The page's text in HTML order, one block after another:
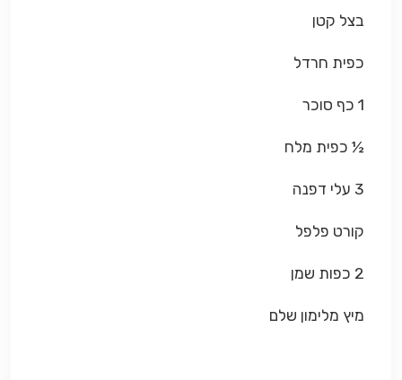
בצל קטן
כפית חרדל
1 כף סוכר
½ כפית מלח
3 עלי דפנה
קורט פלפל
2 כפות שמן
מיץ מלימון שלם